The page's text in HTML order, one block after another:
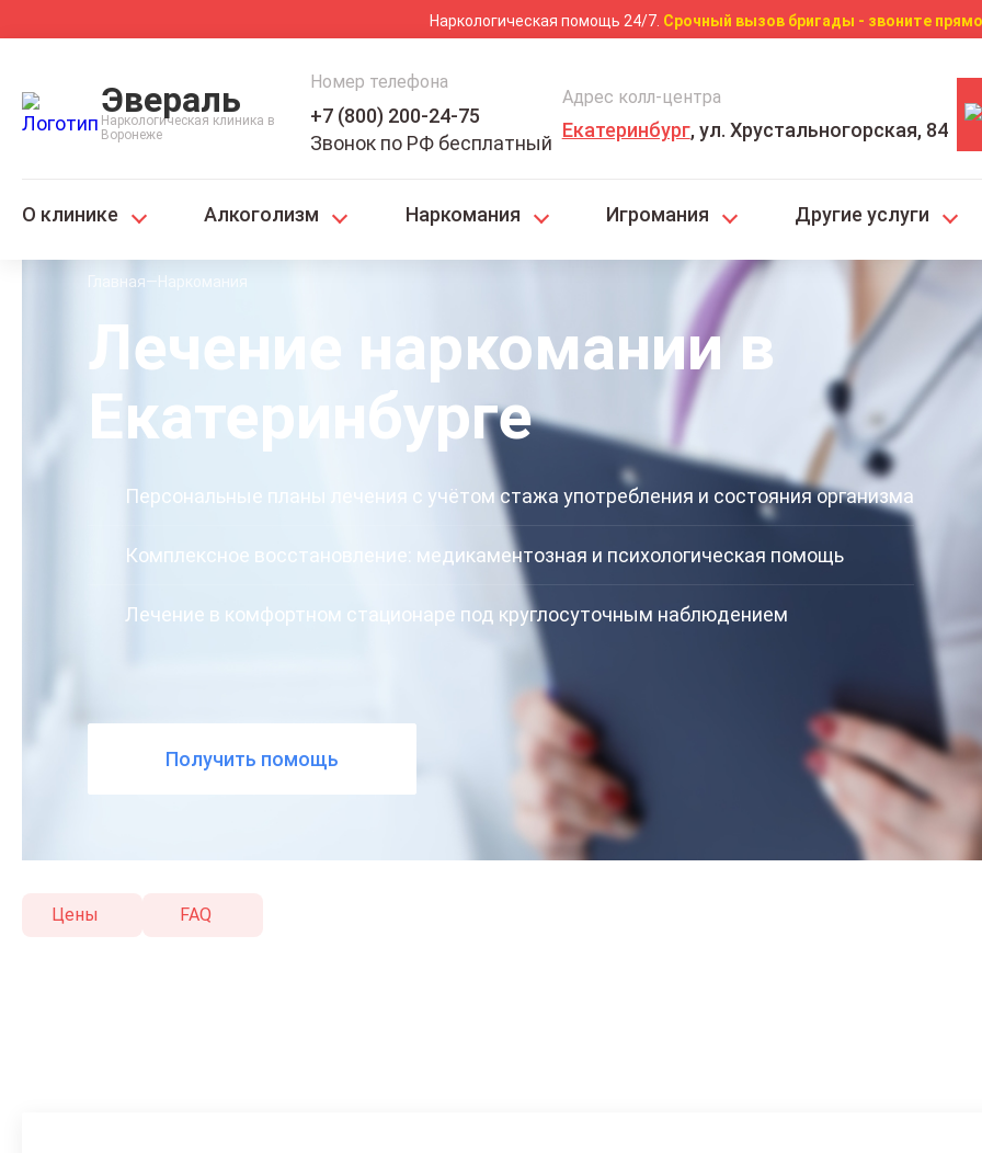
Наркологическая помощь 24/7. Срочный вызов бригады - звоните прямо
Эвераль
Наркологическая клиника в
Воронеже
Номер телефона
+7 (800) 200-24-75
Звонок по РФ бесплатный
Адрес колл-центра
Екатеринбург, ул. Хрустальногорская, 84
О клинике Алкоголизм Наркомания Игромания Другие услуги
Главная Наркомания
Лечение наркомании в
Екатеринбурге
Персональные планы лечения с учётом стажа употребления и состояния организма
Комплексное восстановление: медикаментозная и психологическая помощь
Лечение в комфортном стационаре под круглосуточным наблюдением
Получить помощь
Цены FAQ